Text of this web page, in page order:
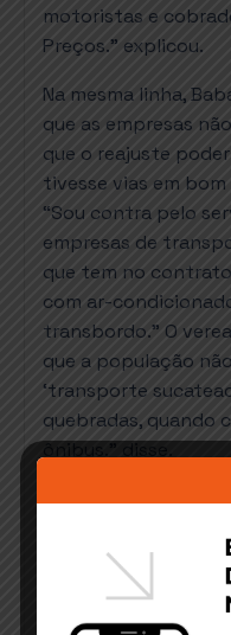
motoristas e
Preços.” explicou.
Na mesma linha,
que as empresas
que o reajuste
tivesse vias em
“Sou contra pelo
empresas de
que tem no
com ar-
transbordo.” O
que a população
‘transporte
quebradas, quando
ônibus.” disse.
Tratando o assunto
reajuste antes por
“Conseguimos
que queriam aplicar